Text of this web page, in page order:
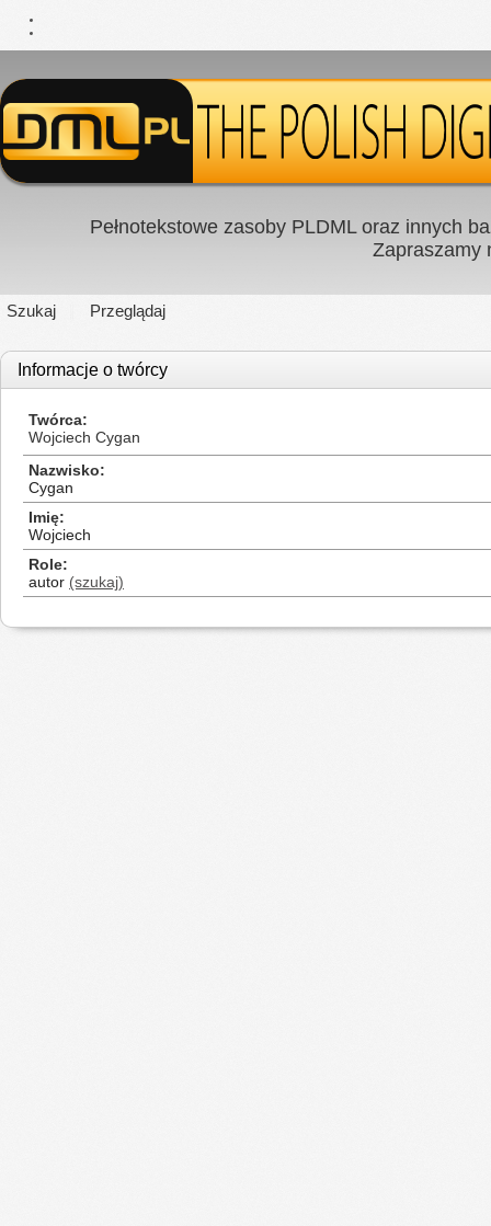
Pełnotekstowe zasoby PLDML oraz innych
Zapraszamy
Szukaj Przeglądaj
Informacje o twórcy
Twórca
Wojciech Cygan
Nazwisko
Cygan
Imię
Wojciech
Role
autor (szukaj)